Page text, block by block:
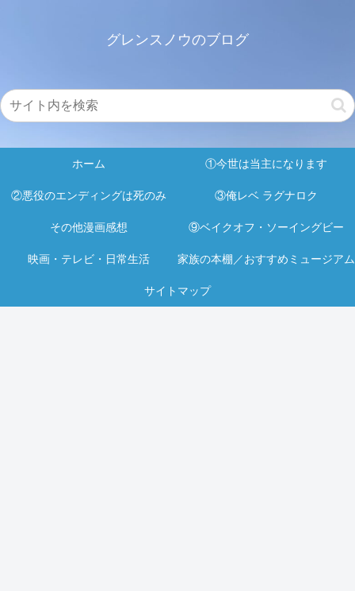
グレンスノウのブログ
ホーム ①今世は当主になります
②悪役のエンディングは死のみ ③俺レベ ラグナロク
その他漫画感想 ⑨ベイクオフ・ソーイングビー
映画・テレビ・日常生活 家族の本棚／おすすめミュージアム
サイトマップ